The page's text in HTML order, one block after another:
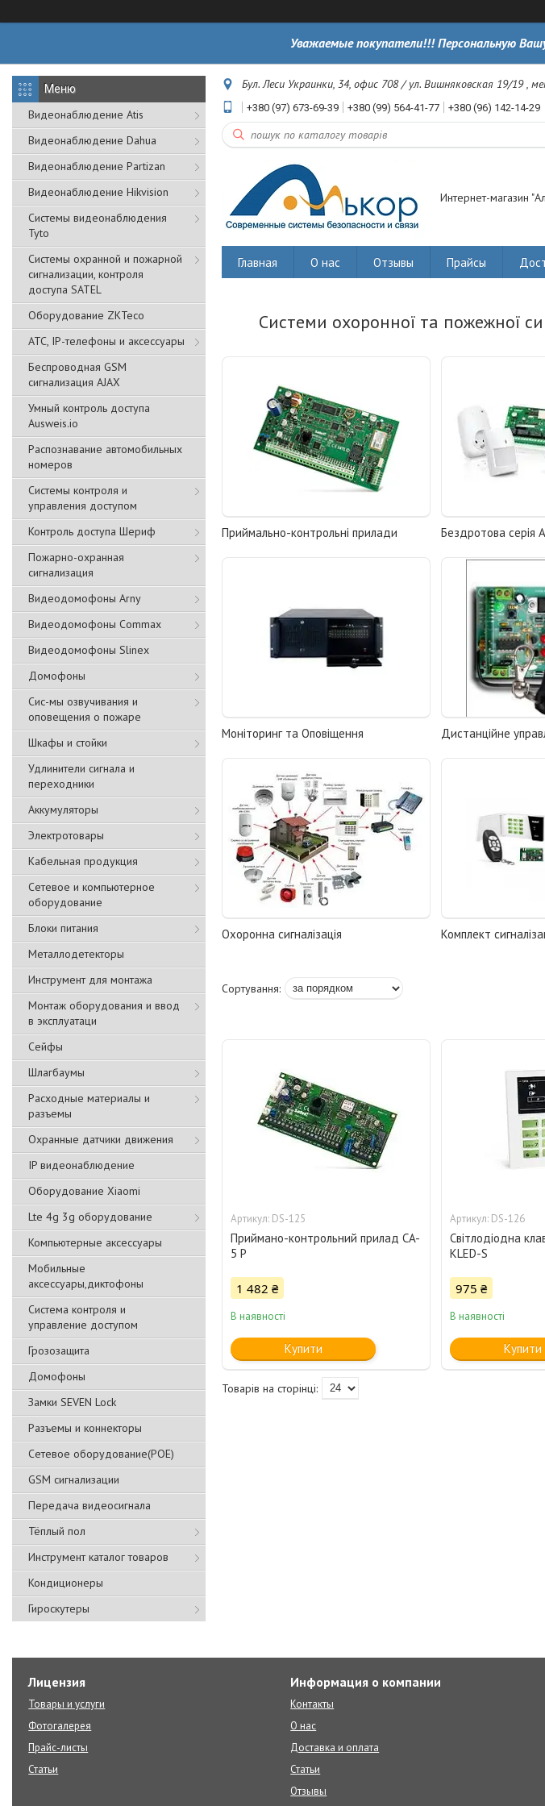
Уважаемые покупатели!!! Персональную
Видеонаблюдение Atis
Видеонаблюдение Dahua
Видеонаблюдение Partizan
Видеонаблюдение Hikvision
Системы видеонаблюдения
Tyto
Cистемы охранной и пожарной
сигнализации, контроля
доступа SATEL
Оборудование ZKTeco
АТС, IP-телефоны и аксессуары
Беспроводная GSM
сигнализация АJAX
Умный контроль доступа
Ausweis.io
Распознавание автомобильных
номеров
Системы контроля и
управления доступом
Контроль доступа Шериф
Пожарно-охранная
сигнализация
Видеодомофоны Arny
Видеодомофоны Commax
Видеодомофоны Slinex
Домофоны
Сис-мы озвучивания и
оповещения о пожаре
Шкафы и стойки
Удлинители сигнала и
переходники
Аккумуляторы
Электротовары
Кабельная продукция
Сетевое и компьютерное
оборудование
Блоки питания
Металлодетекторы
Инструмент для монтажа
Монтаж оборудования и ввод
в эксплуатаци
Сейфы
Шлагбаумы
Расходные материалы и
разъемы
Охранные датчики движения
IP видеонаблюдение
Оборудование Xiaomi
Lte 4g 3g оборудование
Компьютерные аксессуары
Мобильные
аксессуары,диктофоны
Система контроля и
управление доступом
Грозозащита
Домофоны
Замки SEVEN Lock
Разъемы и коннекторы
Сетевое оборудование(POE)
GSM сигнализации
Передача видеосигнала
Тёплый пол
Инструмент каталог товаров
Кондиционеры
Гироскутеры
Бул. Леси Украинки, 34, офис 708 / ул. Вишняковская 19/19 ,
+380 (97) 673-69-39 +380 (99) 564-41-77 +380 (96) 142-14-29
Интернет-магазин
Главная О нас Отзывы Прайсы
Системи охоронної та пожежної
Приймально-контрольні прилади Бездротова серія
Моніторинг та Оповіщення Дистанційне
Охоронна сигналізація Комплект
DS-125
Приймано-контрольний прилад CA-
5 P
1 482 ₴
В наявності
Купити
DS-126
Світлодіодна
KLED-S
975 ₴
В наявності
Купити
Лицензия
Товары и услуги
Фотогалерея
Прайс-листы
Статьи
Информация о компании
Контакты
О нас
Доставка и оплата
Статьи
Отзывы